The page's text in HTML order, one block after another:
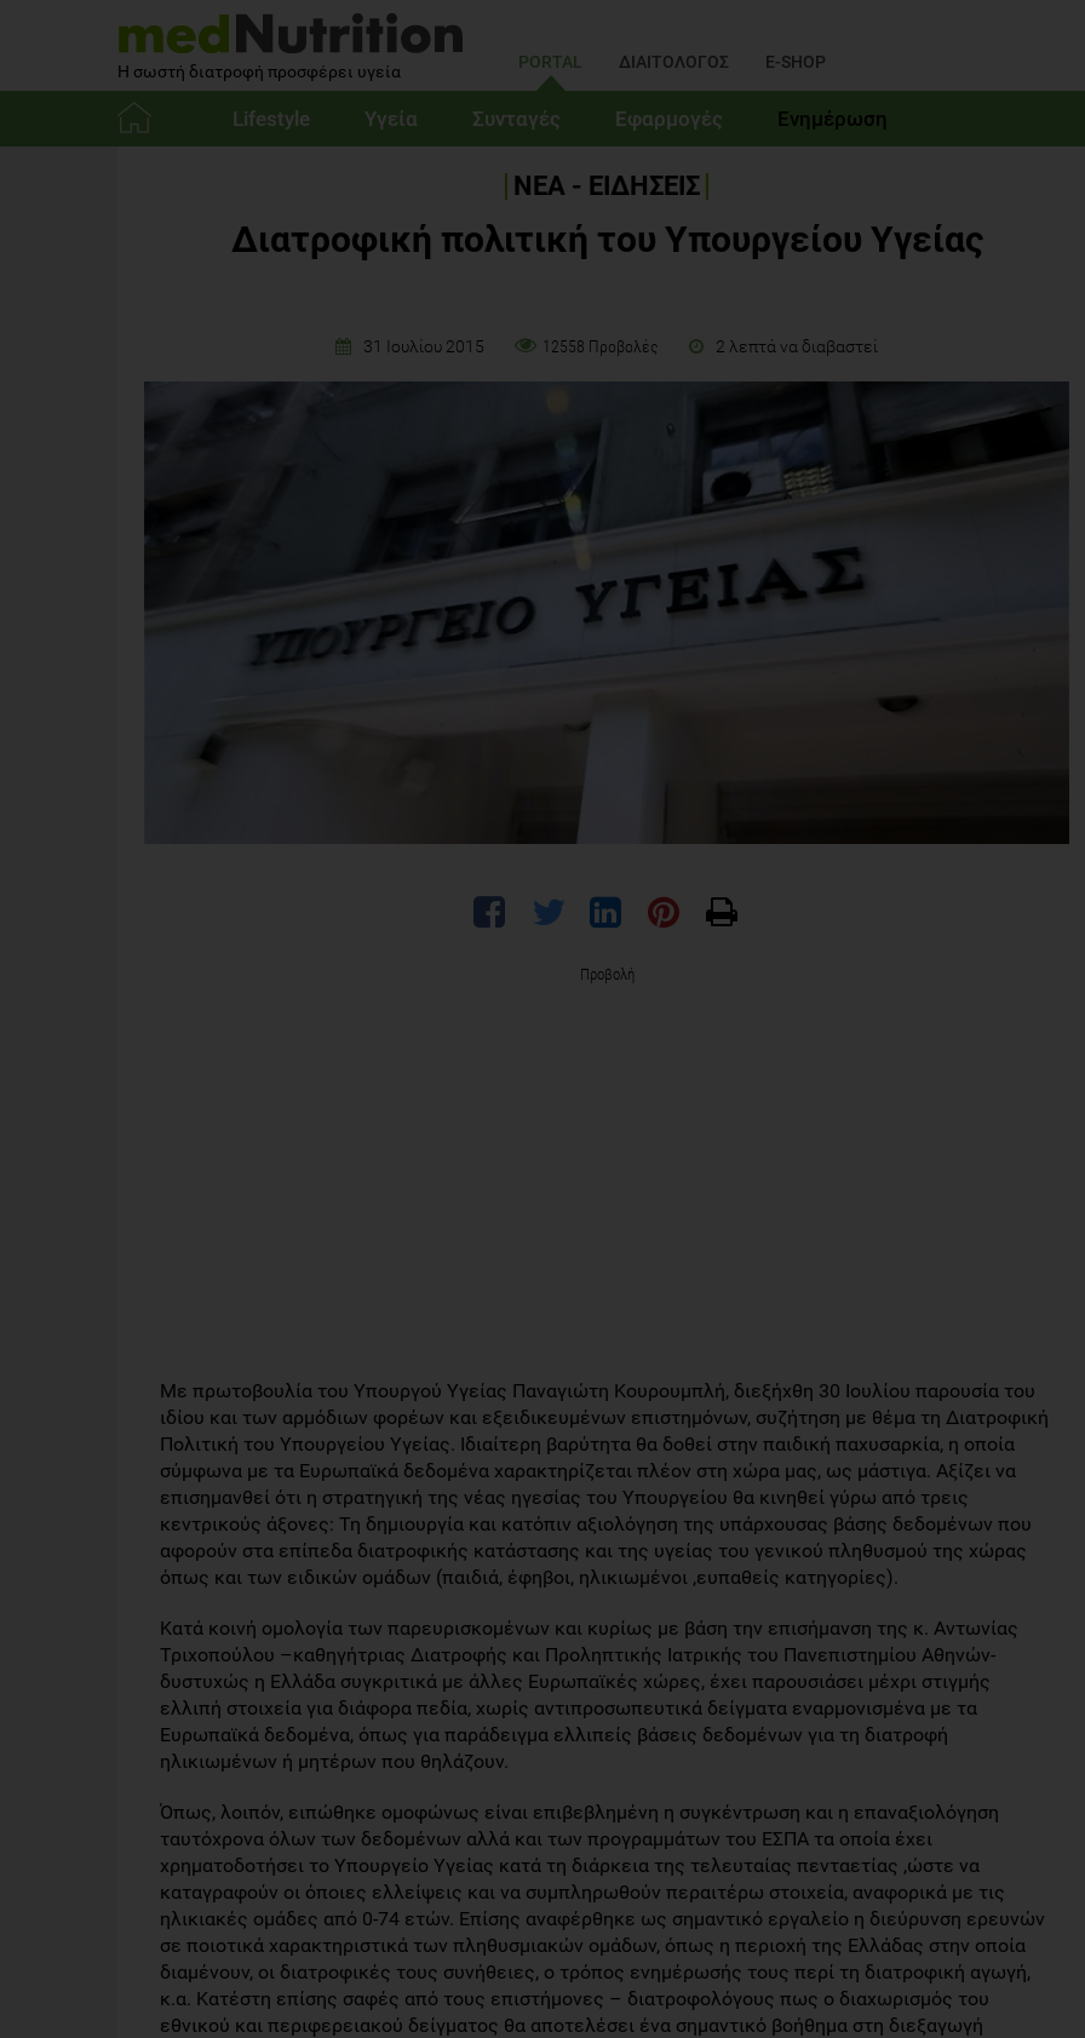
Η σωστή διατροφή προσφέρει υγεία PORTAL ΔΙΑΙΤΟΛΟΓΟΣ E-SHOP
Lifestyle Υγεία Συνταγές Εφαρμογές Ενημέρωση
ΝΕΑ - ΕΙΔΗΣΕΙΣ
Διατροφική πολιτική του Υπουργείου Υγείας
31 Ιουλίου 2015 12558 Προβολές 2 λεπτά να διαβαστεί
Προβολή
Με πρωτοβουλία του Υπουργού Υγείας Παναγιώτη Κουρουμπλή, διεξήχθη 30 Ιουλίου παρουσία του
ιδίου και των αρμόδιων φορέων και εξειδικευμένων επιστημόνων, συζήτηση με θέμα τη Διατροφική
Πολιτική του Υπουργείου Υγείας. Ιδιαίτερη βαρύτητα θα δοθεί στην παιδική παχυσαρκία, η οποία
σύμφωνα με τα Ευρωπαϊκά δεδομένα χαρακτηρίζεται πλέον στη χώρα μας, ως μάστιγα. Αξίζει να
επισημανθεί ότι η στρατηγική της νέας ηγεσίας του Υπουργείου θα κινηθεί γύρω από τρεις
κεντρικούς άξονες: Τη δημιουργία και κατόπιν αξιολόγηση της υπάρχουσας βάσης δεδομένων που
αφορούν στα επίπεδα διατροφικής κατάστασης και της υγείας του γενικού πληθυσμού της χώρας
όπως και των ειδικών ομάδων (παιδιά, έφηβοι, ηλικιωμένοι ,ευπαθείς κατηγορίες).
Κατά κοινή ομολογία των παρευρισκομένων και κυρίως με βάση την επισήμανση της κ. Αντωνίας
Τριχοπούλου –καθηγήτριας Διατροφής και Προληπτικής Ιατρικής του Πανεπιστημίου Αθηνών-
δυστυχώς η Ελλάδα συγκριτικά με άλλες Ευρωπαϊκές χώρες, έχει παρουσιάσει μέχρι στιγμής
ελλιπή στοιχεία για διάφορα πεδία, χωρίς αντιπροσωπευτικά δείγματα εναρμονισμένα με τα
Ευρωπαϊκά δεδομένα, όπως για παράδειγμα ελλιπείς βάσεις δεδομένων για τη διατροφή
ηλικιωμένων ή μητέρων που θηλάζουν.
Όπως, λοιπόν, ειπώθηκε ομοφώνως είναι επιβεβλημένη η συγκέντρωση και η επαναξιολόγηση
ταυτόχρονα όλων των δεδομένων αλλά και των προγραμμάτων του ΕΣΠΑ τα οποία έχει
χρηματοδοτήσει το Υπουργείο Υγείας κατά τη διάρκεια της τελευταίας πενταετίας ,ώστε να
καταγραφούν οι όποιες ελλείψεις και να συμπληρωθούν περαιτέρω στοιχεία, αναφορικά με τις
ηλικιακές ομάδες από 0-74 ετών. Επίσης αναφέρθηκε ως σημαντικό εργαλείο η διεύρυνση ερευνών
σε ποιοτικά χαρακτηριστικά των πληθυσμιακών ομάδων, όπως η περιοχή της Ελλάδας στην οποία
διαμένουν, οι διατροφικές τους συνήθειες, ο τρόπος ενημέρωσής τους περί τη διατροφική αγωγή,
κ.α. Κατέστη επίσης σαφές από τους επιστήμονες – διατροφολόγους πως ο διαχωρισμός του
εθνικού και περιφερειακού δείγματος θα αποτελέσει ένα σημαντικό βοήθημα στη διεξαγωγή